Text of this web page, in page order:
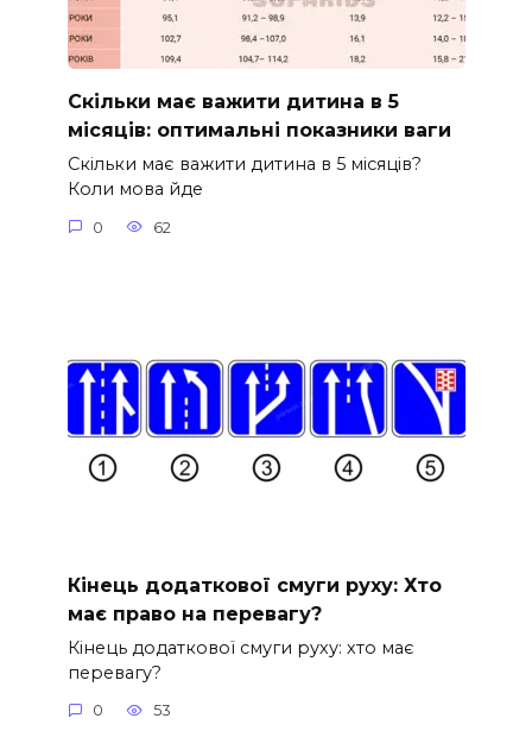
Скільки має важити дитина в 5
місяців: оптимальні показники ваги
Скільки має важити дитина в 5 місяців?
Коли мова йде
0 62
Кінець додаткової смуги руху: Хто
має право на перевагу?
Кінець додаткової смуги руху: хто має
перевагу?
0 53